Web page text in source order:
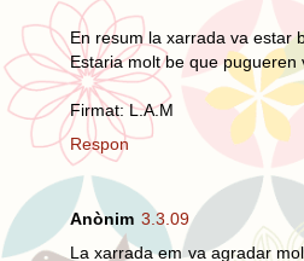
En resum la xarrada va estar
Estaria molt be que pugueren
Firmat: L.A.M
Respon
Anònim 3.3.09
La xarrada em va agradar